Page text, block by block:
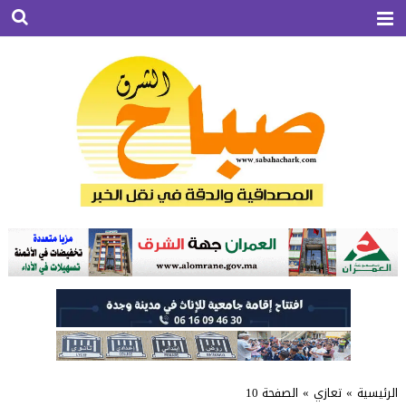
الرئيسية » تعازي » الصفحة 10